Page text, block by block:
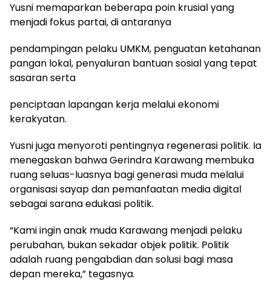
Yusni memaparkan beberapa poin krusial yang
menjadi fokus partai, di antaranya
pendampingan pelaku UMKM, penguatan ketahanan
pangan lokal, penyaluran bantuan sosial yang tepat
sasaran serta
penciptaan lapangan kerja melalui ekonomi
kerakyatan.
Yusni juga menyoroti pentingnya regenerasi politik. Ia
menegaskan bahwa Gerindra Karawang membuka
ruang seluas-luasnya bagi generasi muda melalui
organisasi sayap dan pemanfaatan media digital
sebagai sarana edukasi politik.
“Kami ingin anak muda Karawang menjadi pelaku
perubahan, bukan sekadar objek politik. Politik
adalah ruang pengabdian dan solusi bagi masa
depan mereka,” tegasnya.